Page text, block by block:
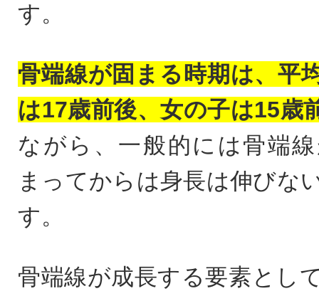
す。
骨端線が固まる時期は、平
は17歳前後、女の子は15歳
ながら、一般的には骨端
まってからは身長は伸びな
す。
骨端線が成長する要素とし